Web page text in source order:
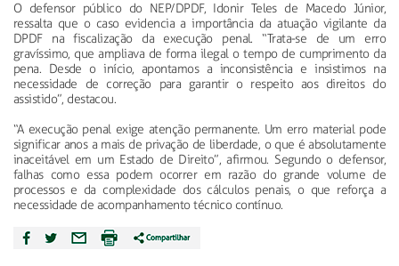
O defensor público do NEP/DPDF, Idonir Teles de Macedo Júnior,
ressalta que o caso evidencia a importância da atuação vigilante da
DPDF na fiscalização da execução penal. “Trata-se de um erro
gravíssimo, que ampliava de forma ilegal o tempo de cumprimento da
pena. Desde o início, apontamos a inconsistência e insistimos na
necessidade de correção para garantir o respeito aos direitos do
assistido”, destacou.
“A execução penal exige atenção permanente. Um erro material pode
significar anos a mais de privação de liberdade, o que é absolutamente
inaceitável em um Estado de Direito”, afirmou. Segundo o defensor,
falhas como essa podem ocorrer em razão do grande volume de
processos e da complexidade dos cálculos penais, o que reforça a
necessidade de acompanhamento técnico contínuo.